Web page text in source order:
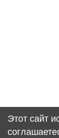
Этот сайт